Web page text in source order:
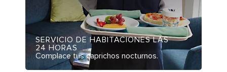
SERVICIO DE HABITACIONES LAS
24 HORAS
Complace tus caprichos nocturnos.